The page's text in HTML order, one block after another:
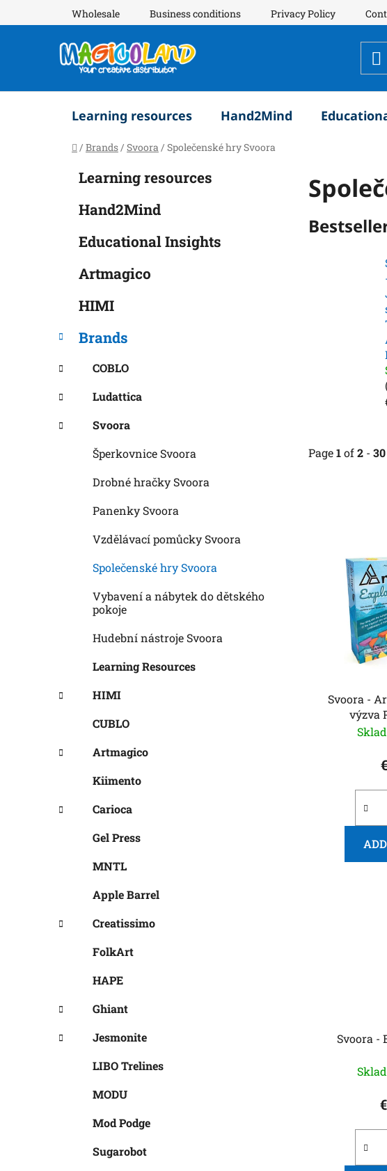
to
Wholesale Business conditions Privacy Policy
Learning resources Hand2Mind
Home
/ Brands / Svoora / Společenské hry Svoora
categories
Learning resources
Hand2Mind
Educational Insights
Artmagico
HIMI
Brands
COBLO
Ludattica
Svoora
Šperkovnice Svoora
Drobné hračky Svoora
Panenky Svoora
Vzdělávací pomůcky Svoora
Společenské hry Svoora
Vybavení a nábytek do dětského
pokoje
Hudební nástroje Svoora
Learning Resources
HIMI
CUBLO
Artmagico
Kiimento
Carioca
Gel Press
MNTL
Apple Barrel
Creatissimo
FolkArt
HAPE
Ghiant
Jesmonite
LIBO Trelines
MODU
Mod Podge
Sugarobot
Page1of2 - 30
Svoora -
výzva
Svoora -